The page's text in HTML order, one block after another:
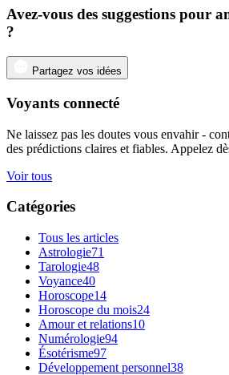
Avez-vous des suggestions pour
?
Partagez vos idées
Voyants connecté
Ne laissez pas les doutes vous envahir -
des prédictions claires et fiables. Appelez
Voir tous
Catégories
Tous les articles
Astrologie71
Tarologie48
Voyance40
Horoscope14
Horoscope du mois24
Amour et relations10
Numérologie94
Ésotérisme97
Développement personnel38